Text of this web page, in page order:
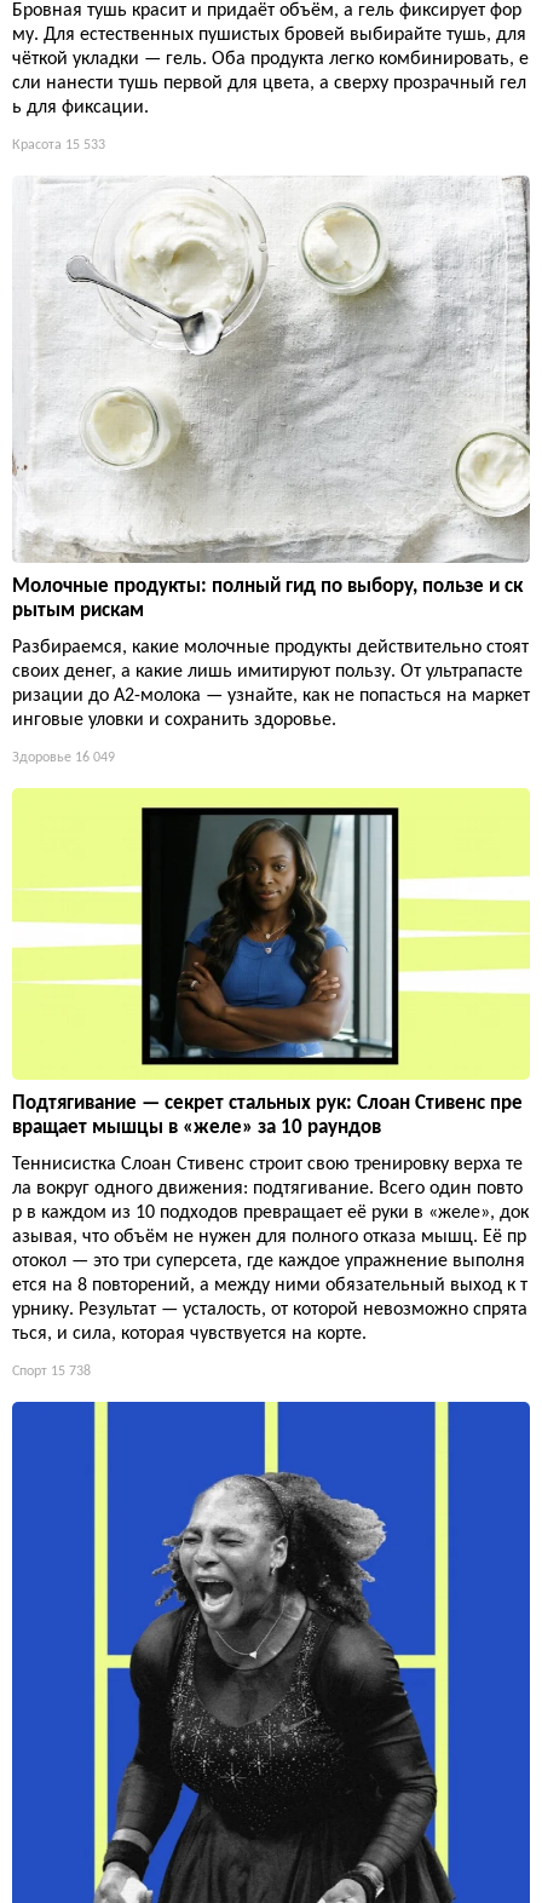
Бровная тушь красит и придаёт объём, а гель фиксирует фор
му. Для естественных пушистых бровей выбирайте тушь, для
чёткой укладки — гель. Оба продукта легко комбинировать, е
сли нанести тушь первой для цвета, а сверху прозрачный гел
ь для фиксации.
Красота 15 533
Молочные продукты: полный гид по выбору, пользе и ск
рытым рискам
Разбираемся, какие молочные продукты действительно стоят
своих денег, а какие лишь имитируют пользу. От ультрапасте
ризации до А2-молока — узнайте, как не попасться на маркет
инговые уловки и сохранить здоровье.
Здоровье 16 049
Подтягивание — секрет стальных рук: Слоан Стивенс пре
вращает мышцы в «желе» за 10 раундов
Теннисистка Слоан Стивенс строит свою тренировку верха те
ла вокруг одного движения: подтягивание. Всего один повто
р в каждом из 10 подходов превращает её руки в «желе», док
азывая, что объём не нужен для полного отказа мышц. Её пр
отокол — это три суперсета, где каждое упражнение выполня
ется на 8 повторений, а между ними обязательный выход к т
урнику. Результат — усталость, от которой невозможно спрята
ться, и сила, которая чувствуется на корте.
Спорт 15 738